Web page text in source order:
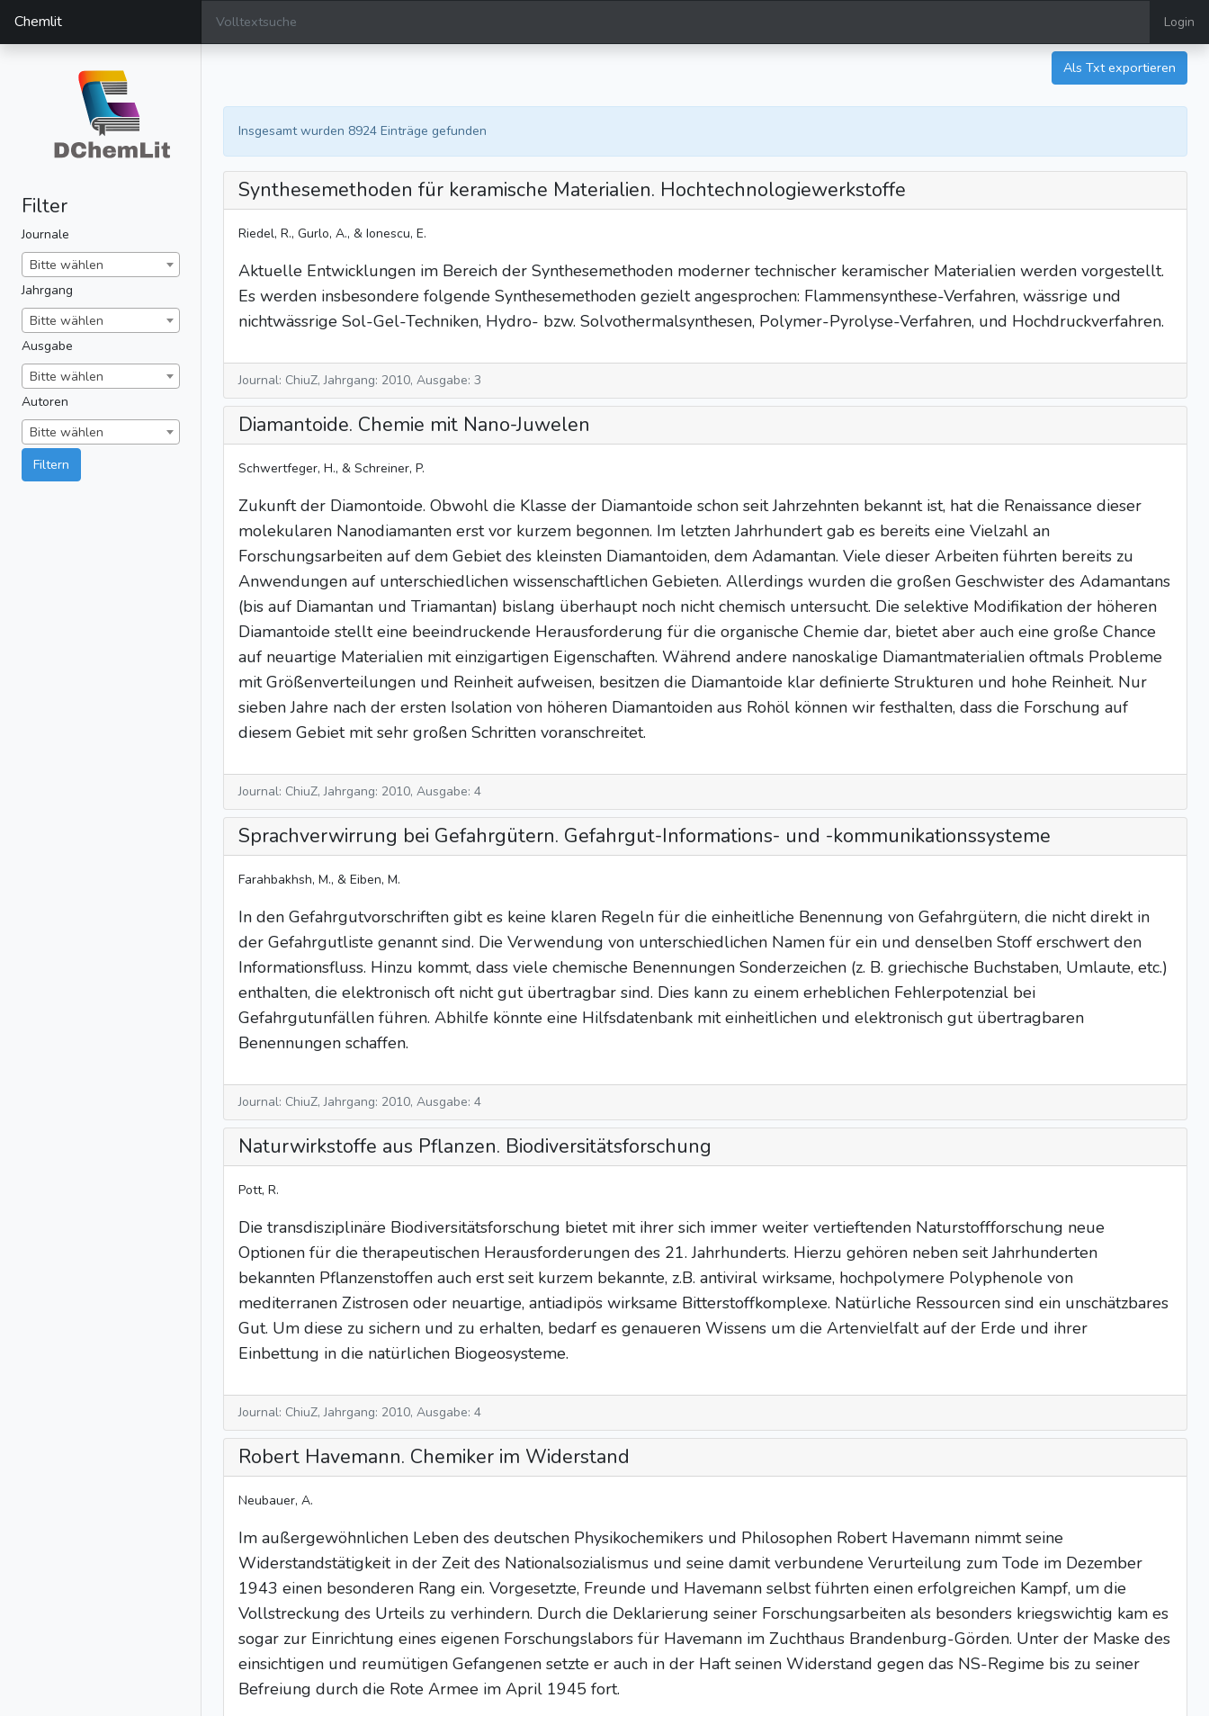
Chemlit Login
Filter
Journale
Bitte wählen
Jahrgang
Bitte wählen
Ausgabe
Bitte wählen
Autoren
Bitte wählen
Filtern
Als Txt exportieren
Insgesamt wurden 8924 Einträge gefunden
Synthesemethoden für keramische Materialien. Hochtechnologiewerkstoffe
Riedel, R., Gurlo, A., & Ionescu, E.
Aktuelle Entwicklungen im Bereich der Synthesemethoden moderner technischer keramischer Materialien werden vorgestellt.
Es werden insbesondere folgende Synthesemethoden gezielt angesprochen: Flammensynthese-Verfahren, wässrige und
nichtwässrige Sol-Gel-Techniken, Hydro- bzw. Solvothermalsynthesen, Polymer-Pyrolyse-Verfahren, und Hochdruckverfahren.
Journal: ChiuZ, Jahrgang: 2010, Ausgabe: 3
Diamantoide. Chemie mit Nano-Juwelen
Schwertfeger, H., & Schreiner, P.
Zukunft der Diamontoide. Obwohl die Klasse der Diamantoide schon seit Jahrzehnten bekannt ist, hat die Renaissance dieser
molekularen Nanodiamanten erst vor kurzem begonnen. Im letzten Jahrhundert gab es bereits eine Vielzahl an
Forschungsarbeiten auf dem Gebiet des kleinsten Diamantoiden, dem Adamantan. Viele dieser Arbeiten führten bereits zu
Anwendungen auf unterschiedlichen wissenschaftlichen Gebieten. Allerdings wurden die großen Geschwister des Adamantans
(bis auf Diamantan und Triamantan) bislang überhaupt noch nicht chemisch untersucht. Die selektive Modifikation der höheren
Diamantoide stellt eine beeindruckende Herausforderung für die organische Chemie dar, bietet aber auch eine große Chance
auf neuartige Materialien mit einzigartigen Eigenschaften. Während andere nanoskalige Diamantmaterialien oftmals Probleme
mit Größenverteilungen und Reinheit aufweisen, besitzen die Diamantoide klar definierte Strukturen und hohe Reinheit. Nur
sieben Jahre nach der ersten Isolation von höheren Diamantoiden aus Rohöl können wir festhalten, dass die Forschung auf
diesem Gebiet mit sehr großen Schritten voranschreitet.
Journal: ChiuZ, Jahrgang: 2010, Ausgabe: 4
Sprachverwirrung bei Gefahrgütern. Gefahrgut-Informations- und -kommunikationssysteme
Farahbakhsh, M., & Eiben, M.
In den Gefahrgutvorschriften gibt es keine klaren Regeln für die einheitliche Benennung von Gefahrgütern, die nicht direkt in
der Gefahrgutliste genannt sind. Die Verwendung von unterschiedlichen Namen für ein und denselben Stoff erschwert den
Informationsfluss. Hinzu kommt, dass viele chemische Benennungen Sonderzeichen (z. B. griechische Buchstaben, Umlaute, etc.)
enthalten, die elektronisch oft nicht gut übertragbar sind. Dies kann zu einem erheblichen Fehlerpotenzial bei
Gefahrgutunfällen führen. Abhilfe könnte eine Hilfsdatenbank mit einheitlichen und elektronisch gut übertragbaren
Benennungen schaffen.
Journal: ChiuZ, Jahrgang: 2010, Ausgabe: 4
Naturwirkstoffe aus Pflanzen. Biodiversitätsforschung
Pott, R.
Die transdisziplinäre Biodiversitätsforschung bietet mit ihrer sich immer weiter vertieftenden Naturstoffforschung neue
Optionen für die therapeutischen Herausforderungen des 21. Jahrhunderts. Hierzu gehören neben seit Jahrhunderten
bekannten Pflanzenstoffen auch erst seit kurzem bekannte, z.B. antiviral wirksame, hochpolymere Polyphenole von
mediterranen Zistrosen oder neuartige, antiadipös wirksame Bitterstoffkomplexe. Natürliche Ressourcen sind ein unschätzbares
Gut. Um diese zu sichern und zu erhalten, bedarf es genaueren Wissens um die Artenvielfalt auf der Erde und ihrer
Einbettung in die natürlichen Biogeosysteme.
Journal: ChiuZ, Jahrgang: 2010, Ausgabe: 4
Robert Havemann. Chemiker im Widerstand
Neubauer, A.
Im außergewöhnlichen Leben des deutschen Physikochemikers und Philosophen Robert Havemann nimmt seine
Widerstandstätigkeit in der Zeit des Nationalsozialismus und seine damit verbundene Verurteilung zum Tode im Dezember
1943 einen besonderen Rang ein. Vorgesetzte, Freunde und Havemann selbst führten einen erfolgreichen Kampf, um die
Vollstreckung des Urteils zu verhindern. Durch die Deklarierung seiner Forschungsarbeiten als besonders kriegswichtig kam es
sogar zur Einrichtung eines eigenen Forschungslabors für Havemann im Zuchthaus Brandenburg-Görden. Unter der Maske des
einsichtigen und reumütigen Gefangenen setzte er auch in der Haft seinen Widerstand gegen das NS-Regime bis zu seiner
Befreiung durch die Rote Armee im April 1945 fort.